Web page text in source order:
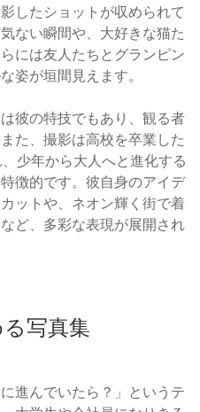
したショットが収められて
ない瞬間や、大好きな猫た
には友人たちとグランピン
姿が垣間見えます。
彼の特技でもあり、観る者
た、撮影は高校を卒業した
少年から大人へと進化する
徴的です。彼自身のアイデ
ットや、ネオン輝く街で着
ど、多彩な表現が展開され
写真集
進んでいたら？」というテ